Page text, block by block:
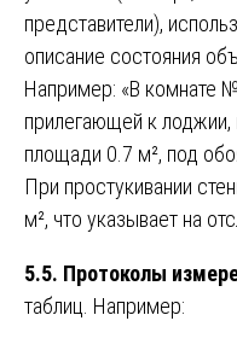
представители),
описание состояния
Например: «В комнате
прилегающей к лоджии,
площади 0.7 м², под
При простукивании
м², что указывает на
5.5. Протоколы
таблиц. Например: